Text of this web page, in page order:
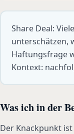
Share Deal:
unterschätzen,
Haftungsfrage
Kontext:
Was ich in der
Der Knackpunkt